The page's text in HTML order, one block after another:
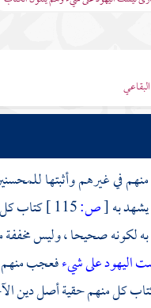
في غيرهم وأثبتها
به[ص: كتاب
لكونه صحيحا ، وليس مخففة
اليهود على شيءفعجب منهم
كل منهم حقية أصل دين